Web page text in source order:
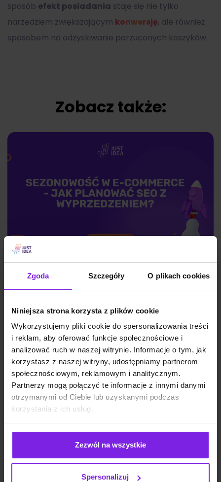
Zgoda Szczegóły O plikach cookies
Niniejsza strona korzysta z plików cookie
Wykorzystujemy pliki cookie do spersonalizowania treści
i reklam, aby oferować funkcje społecznościowe i
analizować ruch w naszej witrynie. Informacje o tym, jak
korzystasz z naszej witryny, udostępniamy partnerom
społecznościowym, reklamowym i analitycznym.
Partnerzy mogą połączyć te informacje z innymi danymi
otrzymanymi od Ciebie lub uzyskanymi podczas
korzystania z ich usług.
Zezwól na wszystkie
Spersonalizuj
sposób efekt posiadania staje się nie tylko
narzędziem zwiększającym konwersję, ale również
sposobem na odzyskiwanie porzuconych koszyków.
Zobacz także:
Sezonowość w e-commerce – jak
SEO Małgorzata Walo